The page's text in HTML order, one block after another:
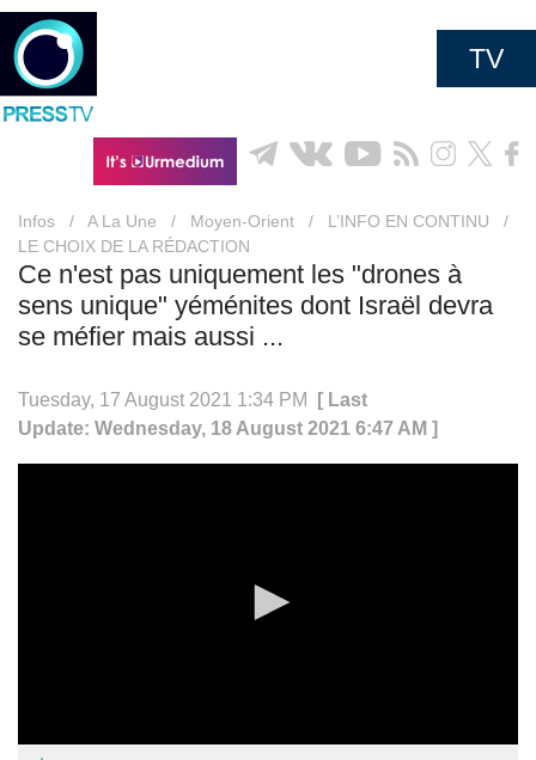
TV
Infos / A La Une / Moyen-Orient / L’INFO EN CONTINU
/
LE CHOIX DE LA RÉDACTION
Ce n'est pas uniquement les "drones à
sens unique" yéménites dont Israël devra
se méfier mais aussi ...
Tuesday, 17 August 2021 1:34 PM
[ Last
Update: Wednesday, 18 August 2021 6:47 AM ]